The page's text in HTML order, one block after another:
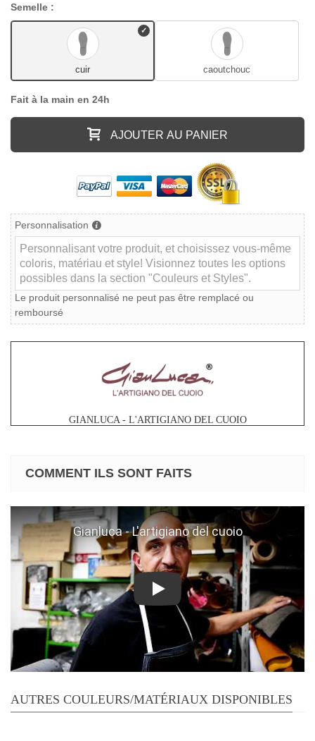
Semelle :
cuir caoutchouc
Fait à la main en 24h
AJOUTER AU PANIER
Personnalisation
Le produit personnalisé ne peut pas être remplacé ou
remboursé
GIANLUCA - L'ARTIGIANO DEL CUOIO
COMMENT ILS SONT FAITS
Play
AUTRES COULEURS/MATÉRIAUX DISPONIBLES